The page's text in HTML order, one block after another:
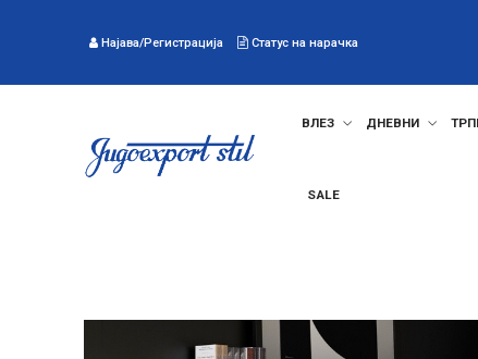
Најава/Регистрација Статус на нарачка
ВЛЕЗ ДНЕВНИ
SALE